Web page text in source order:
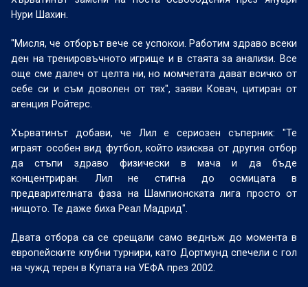
Нури Шахин.
"Мисля, че отборът вече се успокои. Работим здраво всеки
ден на тренировъчното игрище и в стаята за анализи. Все
още сме далеч от целта ни, но момчетата дават всичко от
себе си и съм доволен от тях", заяви Ковач, цитиран от
агенция Ройтерс.
Хърватинът добави, че Лил е сериозен съперник: "Те
играят особен вид футбол, който изисква от другия отбор
да стъпи здраво физически в мача и да бъде
концентриран. Лил не стигна до осмицата в
предварителната фаза на Шампионската лига просто от
нищото. Те даже биха Реал Мадрид".
Двата отбора са се срещали само веднъж до момента в
европейските клубни турнири, като Дортмунд спечели с гол
на чужд терен в Купата на УЕФА през 2002.